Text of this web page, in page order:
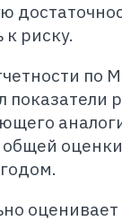
риску.
по
показатели